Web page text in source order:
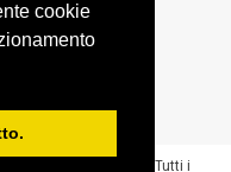
cookie
- P.IVA 07531731003 - “Tutti i